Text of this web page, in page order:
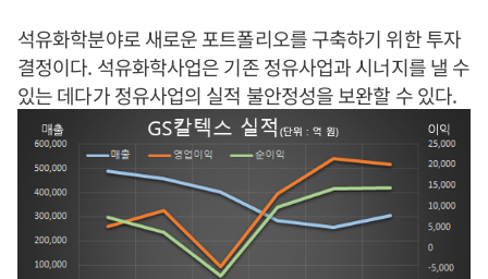
석유화학분야로 새로운 포트폴리오를 구축하기 위한 투자
결정이다. 석유화학사업은 기존 정유사업과 시너지를 낼 수
있는 데다가 정유사업의 실적 불안정성을 보완할 수 있다.